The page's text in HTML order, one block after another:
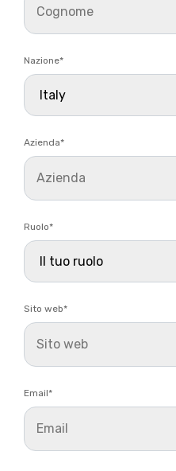
Nazione*
Azienda*
Ruolo*
Sito web*
Email*